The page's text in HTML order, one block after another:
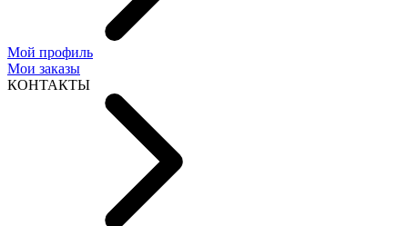
Мой профиль
Мои заказы
КОНТАКТЫ